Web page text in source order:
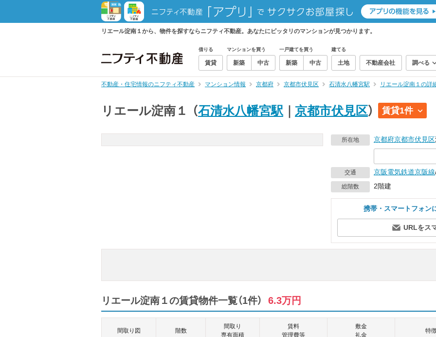
リエール淀南１から、物件を探すならニフティ不動産。あなたにピッタリのマンションが見つかります。
借りる
賃貸
マンションを買う
新築 中古
一戸建てを買う
新築 中古
建てる
土地 不動産会社 調べる
不動産・住宅情報のニフティ不動産 マンション情報 京都府 京都市伏見区 石清水八幡宮駅 リエール淀南１の詳
リエール淀南１ （石清水八幡宮駅 京都市伏見区） 賃貸1件
所在地 京都府京都市伏見区
交通 京阪電気鉄道京阪線
総階数 2階建
携帯・スマートフォン
URLをス
リエール淀南１の賃貸物件一覧（1件） 6.3万円
間取り図 階数
間取り
専有面積
賃料
管理費等
敷金
礼金
特